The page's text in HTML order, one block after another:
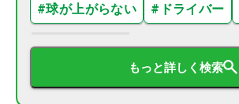
#球が上がらない # ドライバー
もっと詳しく検索